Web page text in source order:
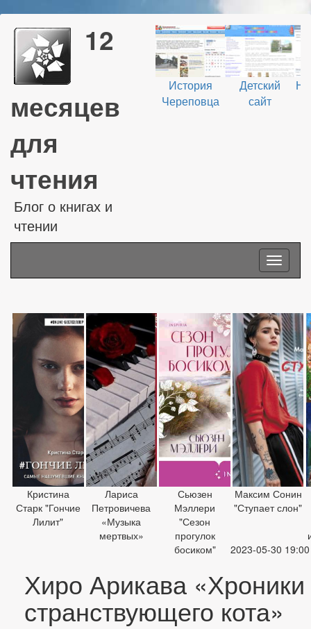
12
месяцев
для
чтения
Блог о книгах и
чтении
История
Череповца
Детский
сайт
Toggle
Кристина
Старк "Гончие
Лилит"
Лариса
Петровичева
«Музыка
мертвых»
Сьюзен
Мэллери
"Сезон
прогулок
босиком"
Максим Сонин
"Ступает слон"
2023-05-30 19:00
Хиро Арикава «Хроники
странствующего кота»